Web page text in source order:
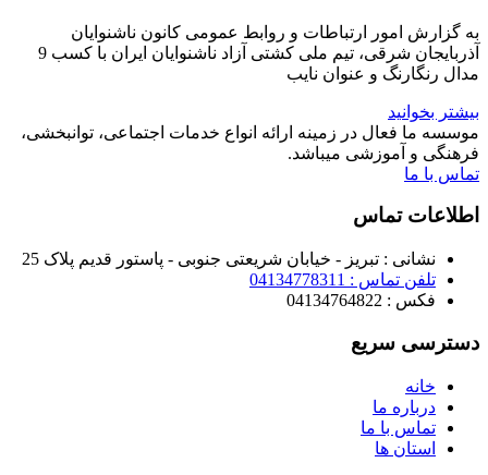
به گزارش امور ارتباطات و روابط عمومی کانون ناشنوایان
آذربایجان شرقی، تیم ملی کشتی آزاد ناشنوایان ایران با کسب 9
مدال رنگارنگ و عنوان نایب
بیشتر بخوانید
موسسه ما فعال در زمینه ارائه انواع خدمات اجتماعی، توانبخشی،
فرهنگی و آموزشی میباشد.
تماس با ما
اطلاعات تماس
نشانی : تبریز - خیابان شریعتی جنوبی - پاستور قدیم پلاک 25
تلفن تماس : 04134778311
فکس : 04134764822
دسترسی سریع
خانه
درباره ما
تماس با ما
استان ها